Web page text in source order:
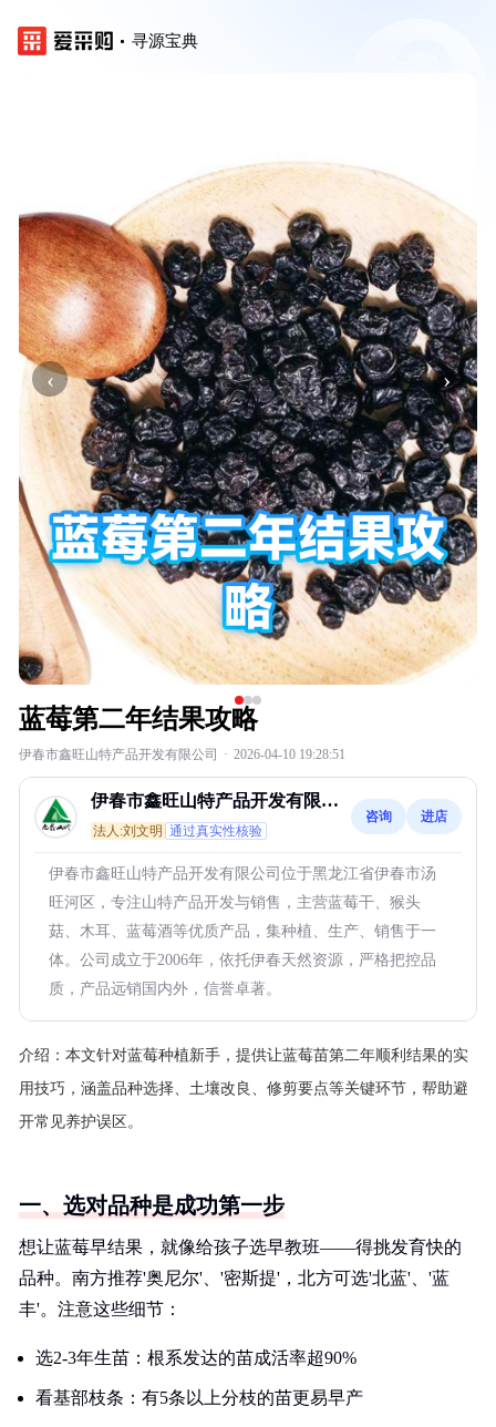
寻源宝典
‹ ›
蓝莓第二年结果攻略
伊春市鑫旺山特产品开发有限公司 · 2026-04-10 19:28:51
伊春市鑫旺山特产品开发有限公
司
法人:刘文明 通过真实性核验
咨询 进店
伊春市鑫旺山特产品开发有限公司位于黑龙江省伊春市汤
旺河区，专注山特产品开发与销售，主营蓝莓干、猴头
菇、木耳、蓝莓酒等优质产品，集种植、生产、销售于一
体。公司成立于2006年，依托伊春天然资源，严格把控品
质，产品远销国内外，信誉卓著。
介绍： 本文针对蓝莓种植新手，提供让蓝莓苗第二年顺利结果的实
用技巧，涵盖品种选择、土壤改良、修剪要点等关键环节，帮助避
开常见养护误区。
一、选对品种是成功第一步
想让蓝莓早结果，就像给孩子选早教班——得挑发育快的
品种。南方推荐'奥尼尔'、'密斯提'，北方可选'北蓝'、'蓝
丰'。注意这些细节：
选2-3年生苗：根系发达的苗成活率超90%
看基部枝条：有5条以上分枝的苗更易早产